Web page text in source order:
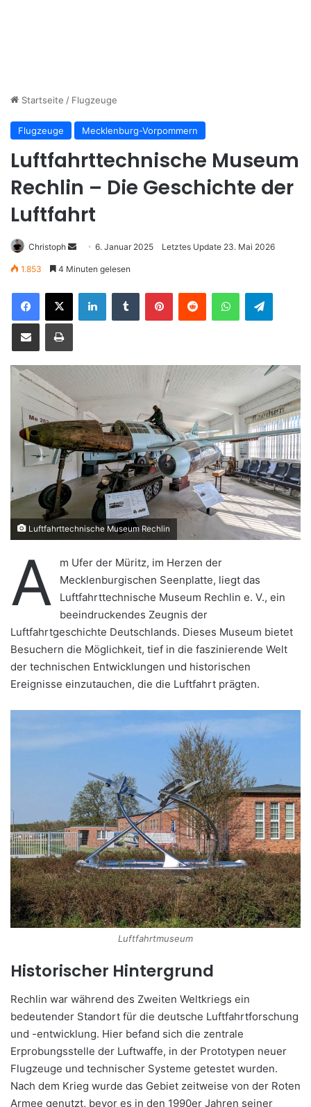
Startseite / Flugzeuge
Flugzeuge Mecklenburg-Vorpommern
Luftfahrttechnische Museum
Rechlin – Die Geschichte der
Luftfahrt
Christoph
d
s
n
e
E
M
l
6. Januar 2025 Letztes Update 23. Mai 2026
1.853 4 Minuten gelesen
Luftfahrttechnische Museum Rechlin
A
m Ufer der Müritz, im Herzen der
Mecklenburgischen Seenplatte, liegt das
Luftfahrttechnische Museum Rechlin e. V., ein
beeindruckendes Zeugnis der
Luftfahrtgeschichte Deutschlands. Dieses Museum bietet
Besuchern die Möglichkeit, tief in die faszinierende Welt
der technischen Entwicklungen und historischen
Ereignisse einzutauchen, die die Luftfahrt prägten.
Luftfahrtmuseum
Historischer Hintergrund
Rechlin war während des Zweiten Weltkriegs ein
bedeutender Standort für die deutsche Luftfahrtforschung
und -entwicklung. Hier befand sich die zentrale
Erprobungsstelle der Luftwaffe, in der Prototypen neuer
Flugzeuge und technischer Systeme getestet wurden.
Nach dem Krieg wurde das Gebiet zeitweise von der Roten
Armee genutzt, bevor es in den 1990er Jahren seiner